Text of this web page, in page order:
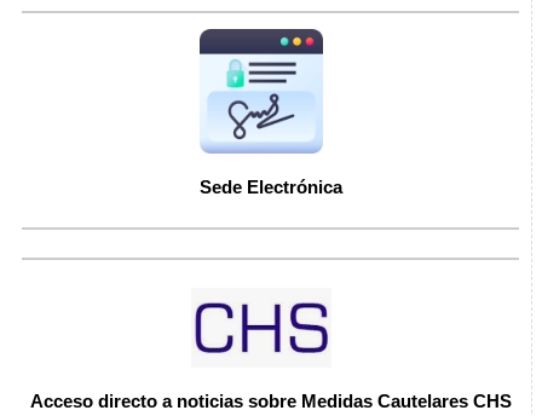
Sede Electrónica
Acceso directo a noticias sobre Medidas Cautelares CHS